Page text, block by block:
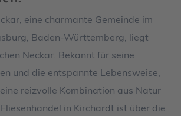
eine charmante Gemeinde im
Baden-Württemberg, liegt
Neckar. Bekannt für seine
und die entspannte Lebensweise,
reizvolle Kombination aus Natur
in Kirchardt ist über die